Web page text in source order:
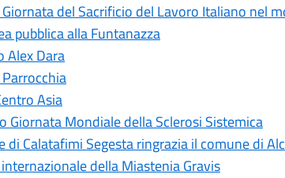
del Sacrificio del Lavoro Italiano nel
pubblica alla Funtanazza
Alex Dara
Asia
Giornata Mondiale della Sclerosi Sistemica
di Calatafimi Segesta ringrazia il comune di
della Miastenia Gravis